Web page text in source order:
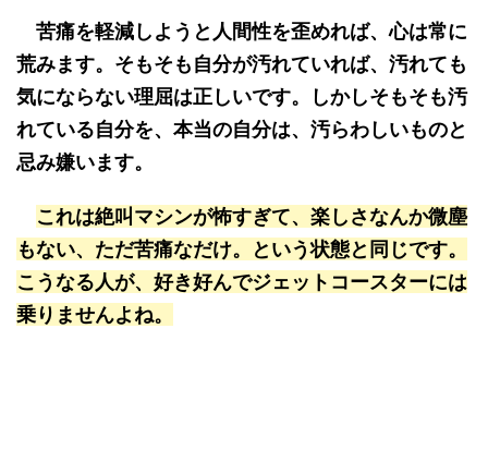
苦痛を軽減しようと人間性を歪めれば、心は常に
荒みます。そもそも自分が汚れていれば、汚れても
気にならない理屈は正しいです。しかしそもそも汚
れている自分を、本当の自分は、汚らわしいものと
忌み嫌います。
これは絶叫マシンが怖すぎて、楽しさなんか微塵
もない、ただ苦痛なだけ。という状態と同じです。
こうなる人が、好き好んでジェットコースターには
乗りませんよね。